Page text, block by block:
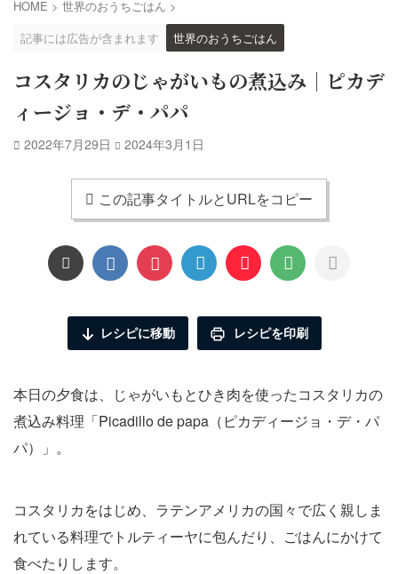
HOME > 世界のおうちごはん >
記事には広告が含まれます
世界のおうちごはん
コスタリカのじゃがいもの煮込み｜ピカデ
ィージョ・デ・パパ
2022年7月29日 2024年3月1日
この記事タイトルとURLをコピー
レシピに移動 レシピを印刷
本日の夕食は、じゃがいもとひき肉を使ったコスタリカの
煮込み料理「Picadillo de papa（ピカディージョ・デ・パ
パ）」。
コスタリカをはじめ、ラテンアメリカの国々で広く親しま
れている料理でトルティーヤに包んだり、ごはんにかけて
食べたりします。